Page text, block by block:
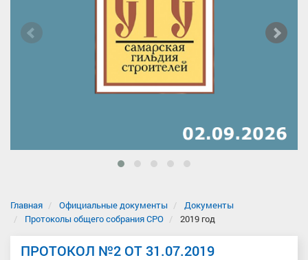
Главная Официальные документы
Документы
Протоколы общего собрания СРО
2019 год
ПРОТОКОЛ №2 ОТ 31.07.2019